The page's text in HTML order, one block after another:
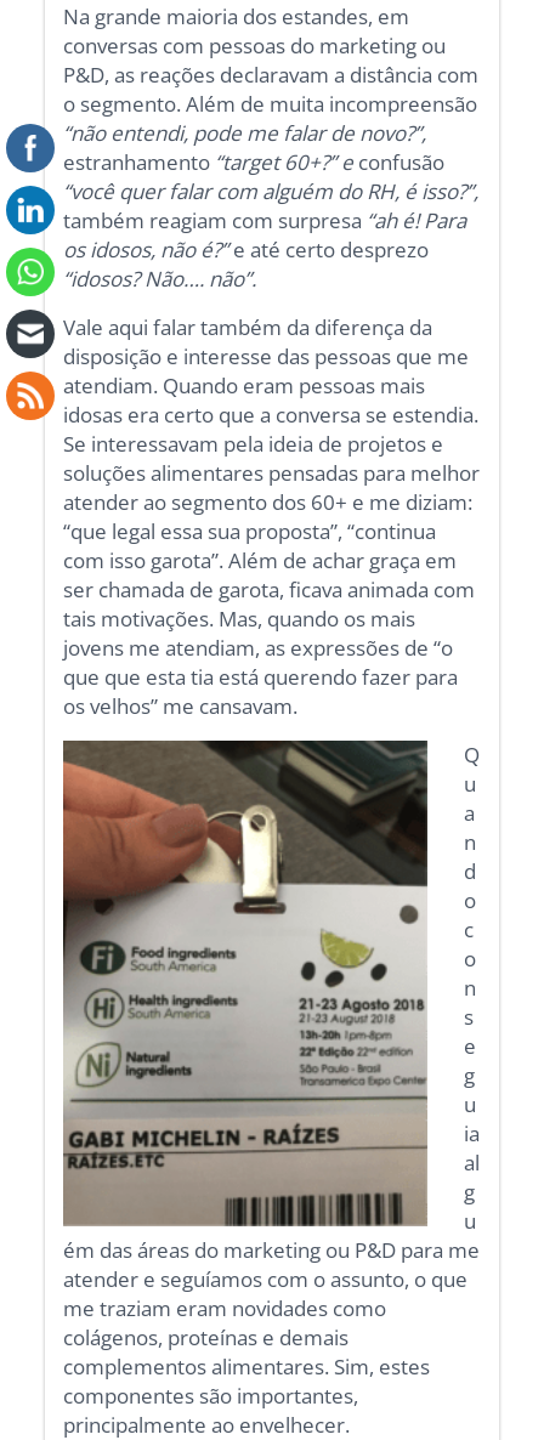
Na grande maioria dos estandes, em
conversas com pessoas do marketing ou
P&D, as reações declaravam a distância com
o segmento. Além de muita incompreensão
“não entendi, pode me falar de novo?”,
estranhamento “target 60+?” e confusão
“você quer falar com alguém do RH, é isso?”,
também reagiam com surpresa “ah é! Para
os idosos, não é?”e até certo desprezo
“idosos? Não…. não”.
Vale aqui falar também da diferença da
disposição e interesse das pessoas que me
atendiam. Quando eram pessoas mais
idosas era certo que a conversa se estendia.
Se interessavam pela ideia de projetos e
soluções alimentares pensadas para melhor
atender ao segmento dos 60+ e me diziam:
“que legal essa sua proposta”, “continua
com isso garota”. Além de achar graça em
ser chamada de garota, ficava animada com
tais motivações. Mas, quando os mais
jovens me atendiam, as expressões de “o
que que esta tia está querendo fazer para
os velhos” me cansavam.
Q
u
a
n
d
o
c
o
n
s
e
g
u
ia
al
g
u
ém das áreas do marketing ou P&D para me
atender e seguíamos com o assunto, o que
me traziam eram novidades como
colágenos, proteínas e demais
complementos alimentares. Sim, estes
componentes são importantes,
principalmente ao envelhecer.